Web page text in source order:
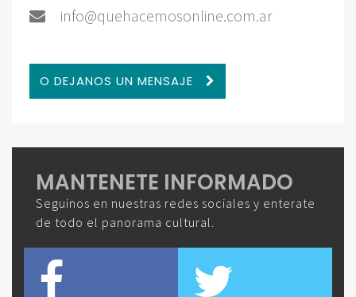
info@quehacemosonline.com.ar
O DEJANOS UN MENSAJE
MANTENETE INFORMADO
Seguinos en nuestras redes sociales y enterate
de todo el panorama cultural.